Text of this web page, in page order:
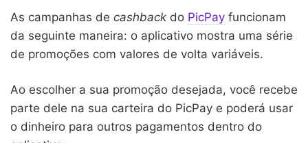
As campanhas de cashback do PicPay funcionam
da seguinte maneira: o aplicativo mostra uma série
de promoções com valores de volta variáveis.
Ao escolher a sua promoção desejada, você recebe
parte dele na sua carteira do PicPay e poderá usar
o dinheiro para outros pagamentos dentro do